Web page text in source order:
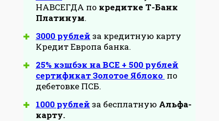
НАВСЕГДА по кредитке Т-Банк
Платинум.
3000 рублей за кредитную карту
Кредит Европа банка.
25% кэшбэк на ВСЕ + 500 рублей
сертификат Золотое Яблоко по
дебетовке ПСБ.
1000 рублей за бесплатную Альфа-
карту.